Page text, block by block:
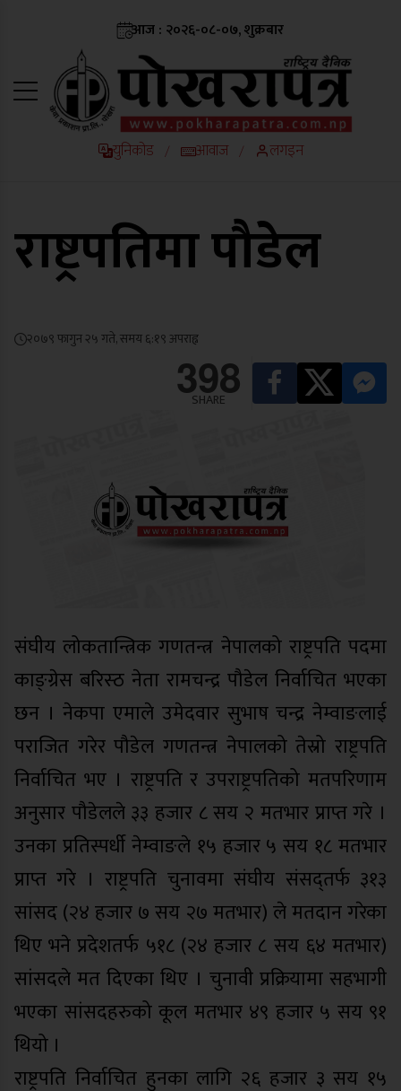
आज : २०२६-०८-०७, शुक्रबार
युनिकोड / आवाज / लगइन
राष्ट्रपतिमा पौडेल
२०७९ फागुन २५ गते, समय ६:१९ अपराह्न
398
SHARE
संघीय लोकतान्त्रिक गणतन्त्र नेपालको राष्ट्रपति पदमा
काङ्ग्रेस बरिस्ठ नेता रामचन्द्र पौडेल निर्वाचित भएका
छन । नेकपा एमाले उमेदवार सुभाष चन्द्र नेम्वाङलाई
पराजित गरेर पौडेल गणतन्त्र नेपालको तेस्रो राष्ट्रपति
निर्वाचित भए । राष्ट्रपति र उपराष्ट्रपतिको मतपरिणाम
अनुसार पौडेलले ‍३३ हजार ८ सय २ मतभार प्राप्त गरे ।
उनका प्रतिस्पर्धी नेम्वाङले १५ हजार ५ सय १८ मतभार
प्राप्त गरे । राष्ट्रपति चुनावमा संघीय संसद्तर्फ ३१३
सांसद (२४ हजार ७ सय २७ मतभार) ले मतदान गरेका
थिए भने प्रदेशतर्फ ५१८ (२४ हजार ८ सय ६४ मतभार)
सांसदले मत दिएका थिए । चुनावी प्रक्रियामा सहभागी
भएका सांसदहरुको कूल मतभार ४९ हजार ५ सय ९१
थियो ।
राष्ट्रपति निर्वाचित हुनका लागि २६ हजार ३ सय १५